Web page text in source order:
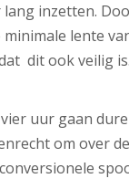
inzetten.
lente
dit ook veilig is.
uur gaan
om over